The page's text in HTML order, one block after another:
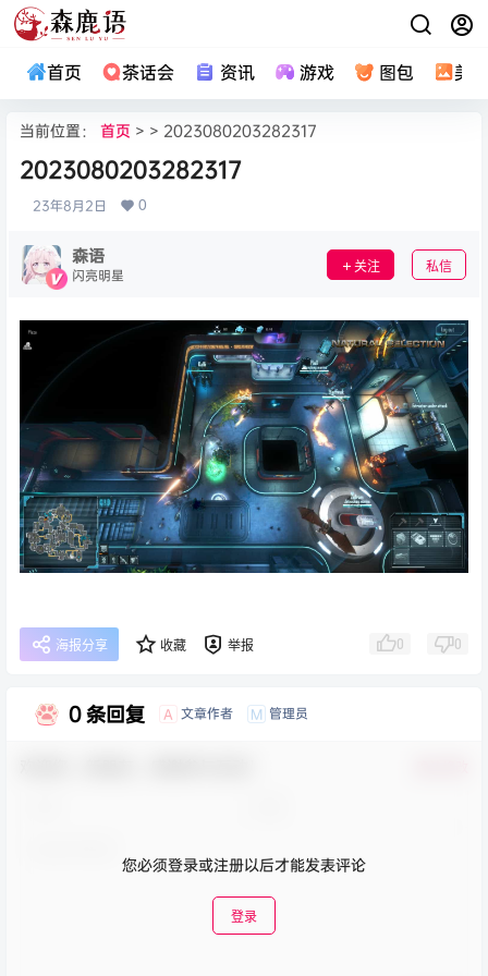
首页 茶话会 资讯 游戏 图包 美
当前位置： 首页 > > 2023080203282317
2023080203282317
23年8月2日 0
森语
闪亮明星 关注 私信
海报分享 收藏 举报 0 0
0 条回复 A 文章作者 M 管理员
您必须登录或注册以后才能发表评论
登录